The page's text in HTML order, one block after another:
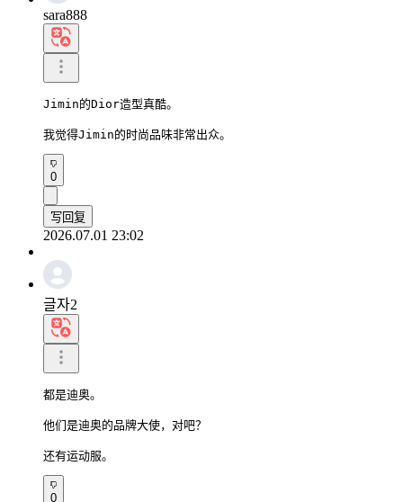
sara888
Jimin的Dior造型真酷。
我觉得Jimin的时尚品味非常出众。
0
写回复
2026.07.01 23:02
글자2
都是迪奥。
他们是迪奥的品牌大使，对吧？
还有运动服。
0